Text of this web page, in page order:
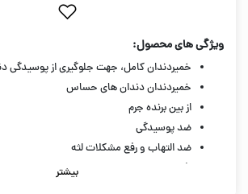
ویژگی های محصول:
خمیردندان کامل، جهت جلوگیری از پوسیدگی
خمیردندان دندان های حساس
از بین برنده جرم
ضد پوسیدگی
ضد التهاب و رفع مشکلات لثه
بیشتر